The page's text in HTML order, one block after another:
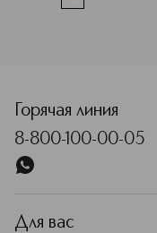
Горячая линия
8-800-100-00-05
Для вас